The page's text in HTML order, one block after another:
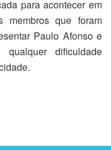
para acontecer em
que foram
Paulo Afonso e
dificuldade